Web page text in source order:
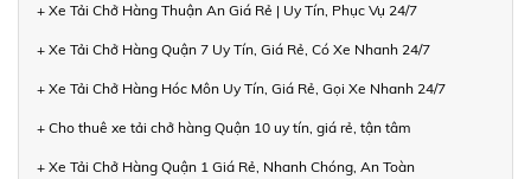
+ Xe Tải Chở Hàng Thuận An Giá Rẻ | Uy Tín, Phục Vụ 24/7
+ Xe Tải Chở Hàng Quận 7 Uy Tín, Giá Rẻ, Có Xe Nhanh 24/7
+ Xe Tải Chở Hàng Hóc Môn Uy Tín, Giá Rẻ, Gọi Xe Nhanh 24/7
+ Cho thuê xe tải chở hàng Quận 10 uy tín, giá rẻ, tận tâm
+ Xe Tải Chở Hàng Quận 1 Giá Rẻ, Nhanh Chóng, An Toàn